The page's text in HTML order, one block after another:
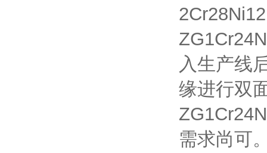
入生产线
缘进行双
需求尚可